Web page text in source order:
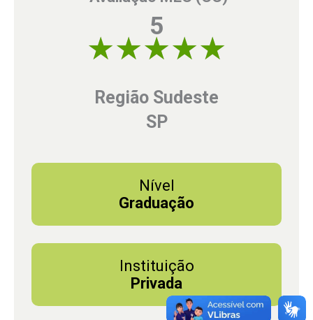
5
Região Sudeste
SP
Nível
Graduação
Instituição
Privada